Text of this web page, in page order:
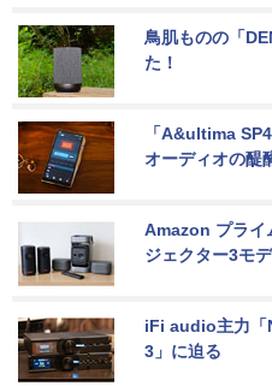
鳥肌ものの「
た！
「A&ultima
オーディオの醍
Amazon プライ
ジェクター3モ
iFi audio主力「
3」に迫る